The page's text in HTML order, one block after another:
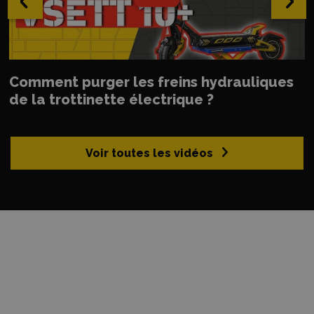
Voir toutes les vidéos
Comment purger les freins hydrauliques
de la trottinette électrique ?